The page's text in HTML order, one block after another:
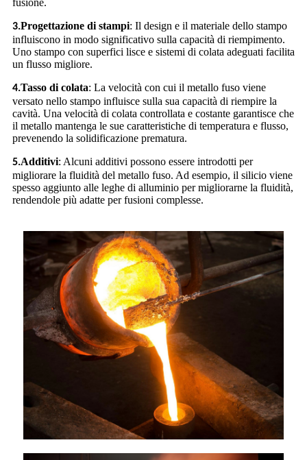
3.Progettazione di stampi: Il design e il materiale dello stampo
influiscono in modo significativo sulla capacità di riempimento.
Uno stampo con superfici lisce e sistemi di colata adeguati facilita
un flusso migliore.
4.Tasso di colata: La velocità con cui il metallo fuso viene
versato nello stampo influisce sulla sua capacità di riempire la
cavità. Una velocità di colata controllata e costante garantisce che
il metallo mantenga le sue caratteristiche di temperatura e flusso,
prevenendo la solidificazione prematura.
5.Additivi: Alcuni additivi possono essere introdotti per
migliorare la fluidità del metallo fuso. Ad esempio, il silicio viene
spesso aggiunto alle leghe di alluminio per migliorarne la fluidità,
rendendole più adatte per fusioni complesse.